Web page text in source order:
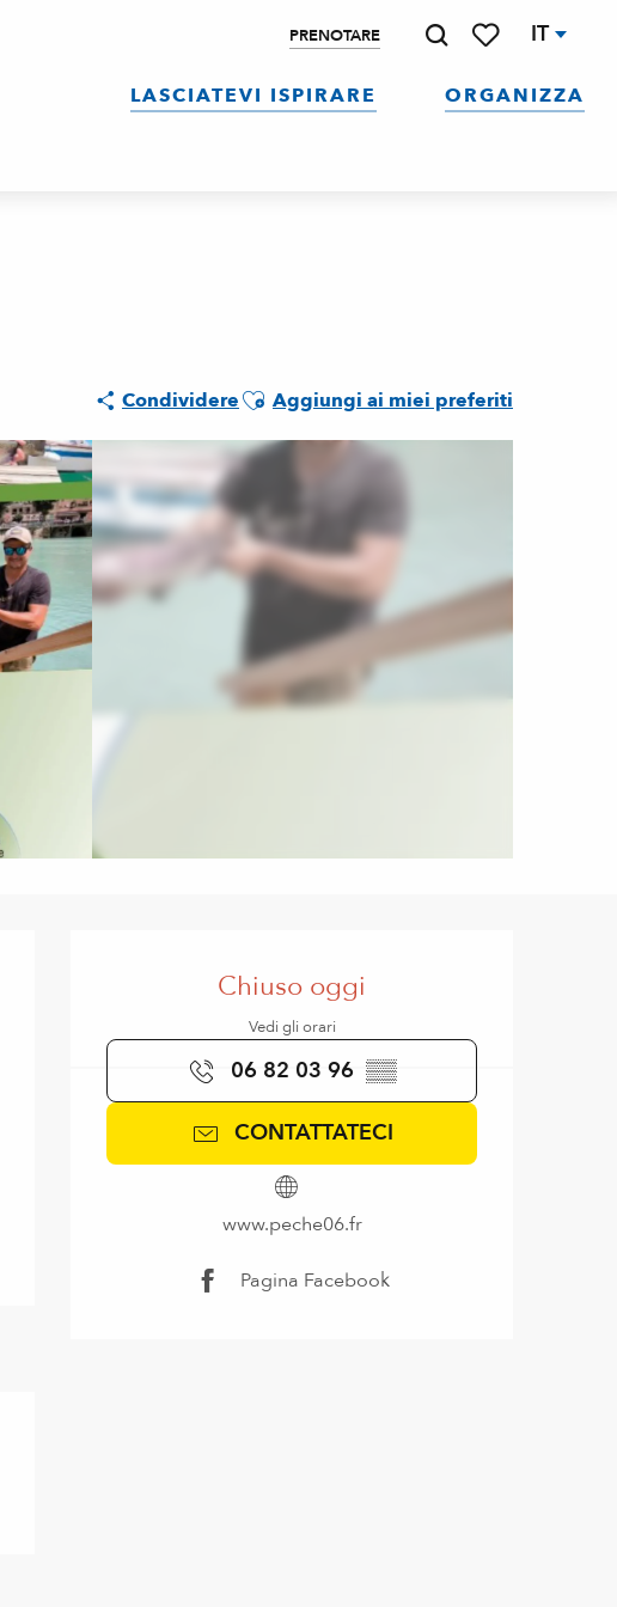
PRENOTARE IT
LASCIATEVI ISPIRARE ORGANIZZA
CondividereAjouter aux favoris
Aggiungi ai miei preferiti
Chiuso oggi
Vedi gli orari
06 82 03 96 ▒▒
CONTATTATECI
www.peche06.fr
Pagina Facebook